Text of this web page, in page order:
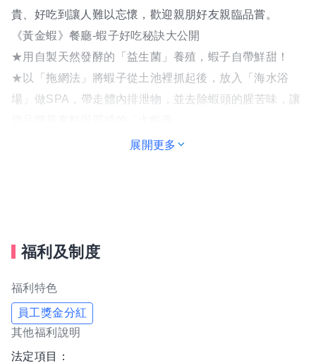
貴、好吃到讓人難以忘懷，歡迎親朋好友親臨品嘗。
《黃金蝦》餐廳-蝦子好吃秘訣大公開
★用自製天然發酵的「益生菌」養殖，蝦子自帶鮮甜！
★以「拖網法」將蝦子從土池裡抓起後，放入「海水浴
場」做SPA，帶走體內排泄物，並去除蝦頭的腥苦味，讓
★從蝦苗、成蝦到您的餐桌，採用最高標準的食品安全品
展開更多
福利及制度
福利特色
員工獎金分紅
其他福利說明
法定項目：